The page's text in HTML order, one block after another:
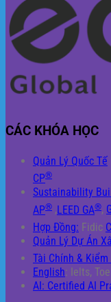
CÁC KHÓA HỌC
Quản Lý Quốc Tế
CP®
Sustainability
AP® ,LEED GA®,
Hợp Đồng: Fidic
Quản Lý Dự Án
Tài Chính & Kiểm
English: Ielts,
AI: Certified AI